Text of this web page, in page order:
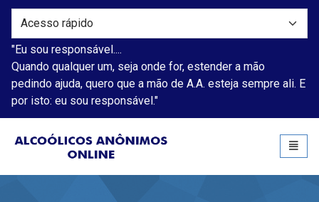
"Eu sou responsável....
Quando qualquer um, seja onde for, estender a mão
pedindo ajuda, quero que a mão de A.A. esteja sempre ali. E
por isto: eu sou responsável."
Alcoólicos AnônimosToggle